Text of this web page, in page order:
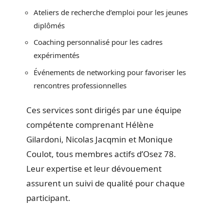
Ateliers de recherche d’emploi pour les jeunes
diplômés
Coaching personnalisé pour les cadres
expérimentés
Événements de networking pour favoriser les
rencontres professionnelles
Ces services sont dirigés par une équipe
compétente comprenant Hélène
Gilardoni, Nicolas Jacqmin et Monique
Coulot, tous membres actifs d’Osez 78.
Leur expertise et leur dévouement
assurent un suivi de qualité pour chaque
participant.